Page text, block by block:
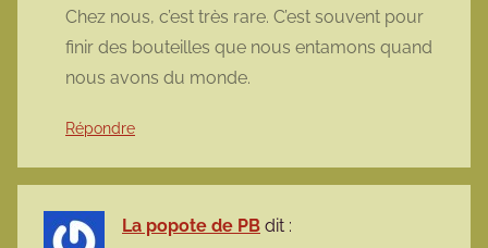
Chez nous, c’est très rare. C’est souvent pour
finir des bouteilles que nous entamons quand
nous avons du monde.
Répondre
La popote de PB dit :